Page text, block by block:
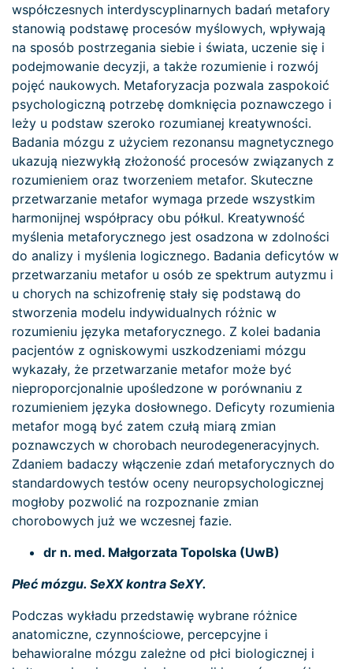
współczesnych interdyscyplinarnych badań metafory
stanowią podstawę procesów myślowych, wpływają
na sposób postrzegania siebie i świata, uczenie się i
podejmowanie decyzji, a także rozumienie i rozwój
pojęć naukowych. Metaforyzacja pozwala zaspokoić
psychologiczną potrzebę domknięcia poznawczego i
leży u podstaw szeroko rozumianej kreatywności.
Badania mózgu z użyciem rezonansu magnetycznego
ukazują niezwykłą złożoność procesów związanych z
rozumieniem oraz tworzeniem metafor. Skuteczne
przetwarzanie metafor wymaga przede wszystkim
harmonijnej współpracy obu półkul. Kreatywność
myślenia metaforycznego jest osadzona w zdolności
do analizy i myślenia logicznego. Badania deficytów w
przetwarzaniu metafor u osób ze spektrum autyzmu i
u chorych na schizofrenię stały się podstawą do
stworzenia modelu indywidualnych różnic w
rozumieniu języka metaforycznego. Z kolei badania
pacjentów z ogniskowymi uszkodzeniami mózgu
wykazały, że przetwarzanie metafor może być
nieproporcjonalnie upośledzone w porównaniu z
rozumieniem języka dosłownego. Deficyty rozumienia
metafor mogą być zatem czułą miarą zmian
poznawczych w chorobach neurodegeneracyjnych.
Zdaniem badaczy włączenie zdań metaforycznych do
standardowych testów oceny neuropsychologicznej
mogłoby pozwolić na rozpoznanie zmian
chorobowych już we wczesnej fazie.
dr n. med. Małgorzata Topolska (UwB)
Płeć mózgu. SeXX kontra SeXY.
Podczas wykładu przedstawię wybrane różnice
anatomiczne, czynnościowe, percepcyjne i
behawioralne mózgu zależne od płci biologicznej i